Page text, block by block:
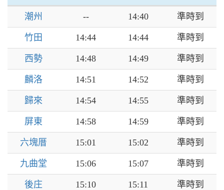
潮州 -- 14:40 準時到
竹田 14:44 14:44 準時到
西勢 14:48 14:49 準時到
麟洛 14:51 14:52 準時到
歸來 14:54 14:55 準時到
屏東 14:58 14:59 準時到
六塊厝 15:01 15:02 準時到
九曲堂 15:06 15:07 準時到
後庄 15:10 15:11 準時到